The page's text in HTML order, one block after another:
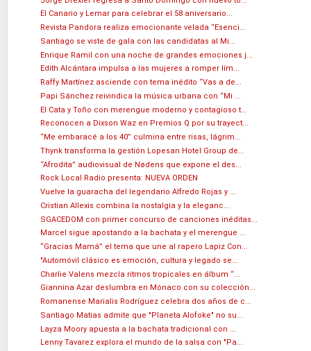
El Canario y Lemar para celebrar el 58 aniversario...
Revista Pandora realiza emocionante velada “Esenci...
Santiago se viste de gala con las candidatas al Mi...
Enrique Ramil con una noche de grandes emociones j...
Edith Alcántara impulsa a las mujeres a romper lím...
Raffy Martínez asciende con tema inédito “Vas a de...
Papi Sánchez reivindica la música urbana con “Mi ...
El Cata y Toño con merengue moderno y contagioso t...
Reconocen a Dixson Waz en Premios Q por su trayect...
“Me embaracé a los 40” culmina entre risas, lágrim...
Thynk transforma la gestión Lopesan Hotel Group de...
“Afrodita” audiovisual de Nødens que expone el des...
Rock Local Radio presenta: NUEVA ORDEN
Vuelve la guaracha del legendario Alfredo Rojas y ...
Cristian Allexis combina la nostalgia y la eleganc...
SGACEDOM con primer concurso de canciones inéditas...
Marcel sigue apostando a la bachata y el merengue ...
“Gracias Mamá” el tema que une al rapero Lapiz Con...
"Automóvil clásico es emoción, cultura y legado se...
Charlie Valens mezcla ritmos tropicales en álbum “...
Giannina Azar deslumbra en Mónaco con su colección...
Romanense Marialis Rodríguez celebra dos años de c...
Santiago Matias admite que "Planeta Alofoke" no su...
Layza Moory apuesta a la bachata tradicional con ...
Lenny Tavarez explora el mundo de la salsa con "Pa...